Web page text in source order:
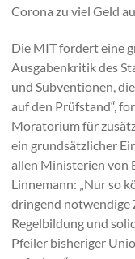
Corona zu viel Geld
Die MIT fordert eine
Ausgabenkritik des
und Subventionen,
auf den Prüfstand“,
Moratorium für
ein grundsätzlicher
allen Ministerien von
Linnemann: „Nur so
dringend notwendige
Regelbildung und
Pfeiler bisheriger